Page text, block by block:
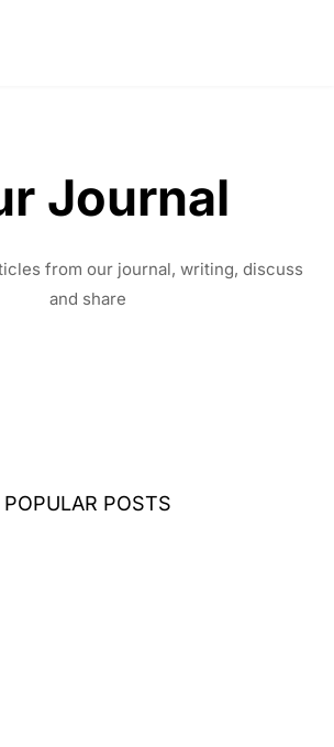
Journal
from our journal, writing, discuss
and share
POPULAR POSTS